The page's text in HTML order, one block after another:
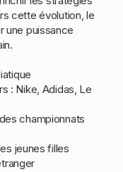
cette évolution, le
une puissance
: Nike, Adidas, Le
championnats
jeunes filles